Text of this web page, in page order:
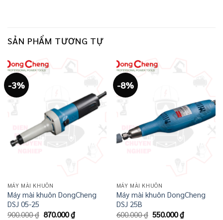
SẢN PHẨM TƯƠNG TỰ
-3%
MÁY MÀI KHUÔN
Máy mài khuôn DongCheng
DSJ 05-25
900.000₫ Giá
870.000₫Giá
-8%
MÁY MÀI KHUÔN
Máy mài khuôn DongCheng
DSJ 25B
600.000₫ Giá
550.000₫Giá